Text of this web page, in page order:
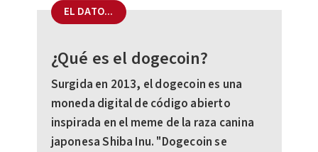
EL DATO...
¿Qué es el dogecoin?
Surgida en 2013, el dogecoin es una
moneda digital de código abierto
inspirada en el meme de la raza canina
japonesa Shiba Inu. "Dogecoin se